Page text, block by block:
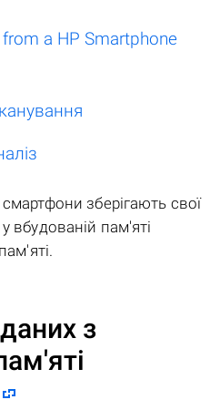
a HP Smartphone
зберігають свої
вбудованій пам'яті
з